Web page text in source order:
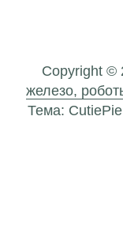
Copyright ©
железо,
Тема: